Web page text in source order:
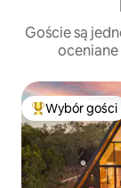
Goście są
Wybór gości